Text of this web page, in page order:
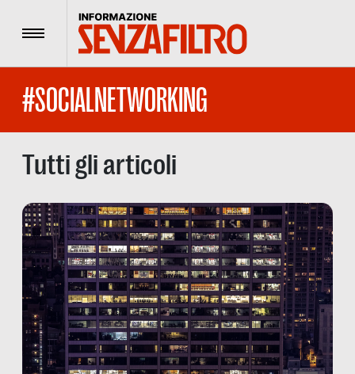
Menu
#SOCIALNETWORKING
Tutti gli articoli